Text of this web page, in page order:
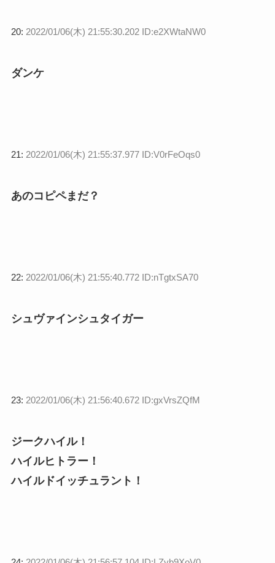
20: 2022/01/06(木) 21:55:30.202 ID:e2XWtaNW0
ダンケ
21: 2022/01/06(木) 21:55:37.977 ID:V0rFeOqs0
あのコピペまだ？
22: 2022/01/06(木) 21:55:40.772 ID:nTgtxSA70
シュヴァインシュタイガー
23: 2022/01/06(木) 21:56:40.672 ID:gxVrsZQfM
ジークハイル！
ハイルヒトラー！
ハイルドイッチュラント！